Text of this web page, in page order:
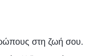
στη ζωή σου.